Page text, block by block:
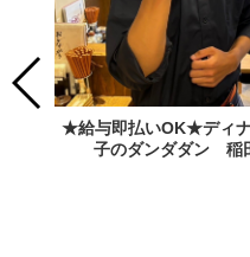
★給与即払いOK★ディ
子のダンダダン 稲